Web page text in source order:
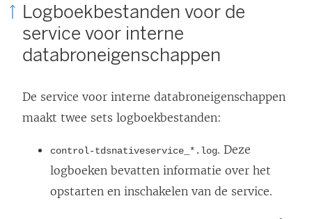
Logboekbestanden voor de
service voor interne
databroneigenschappen
De service voor interne databroneigenschappen
maakt twee sets logboekbestanden:
control-tdsnativeservice_*.log. Deze
logboeken bevatten informatie over het
opstarten en inschakelen van de service.